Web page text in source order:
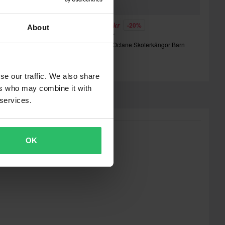
About
our traffic. We also share
who may combine it with
OK
-20%
Octane Skoterkängor Barn
635 kr -20%
795 kr
FXR Octane Skoterkängor Barn